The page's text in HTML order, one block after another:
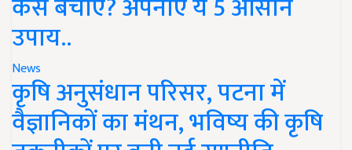
उपाय..
News
कृषि अनुसंधान परिसर, पटना में
वैज्ञानिकों का मंथन, भविष्य की कृषि